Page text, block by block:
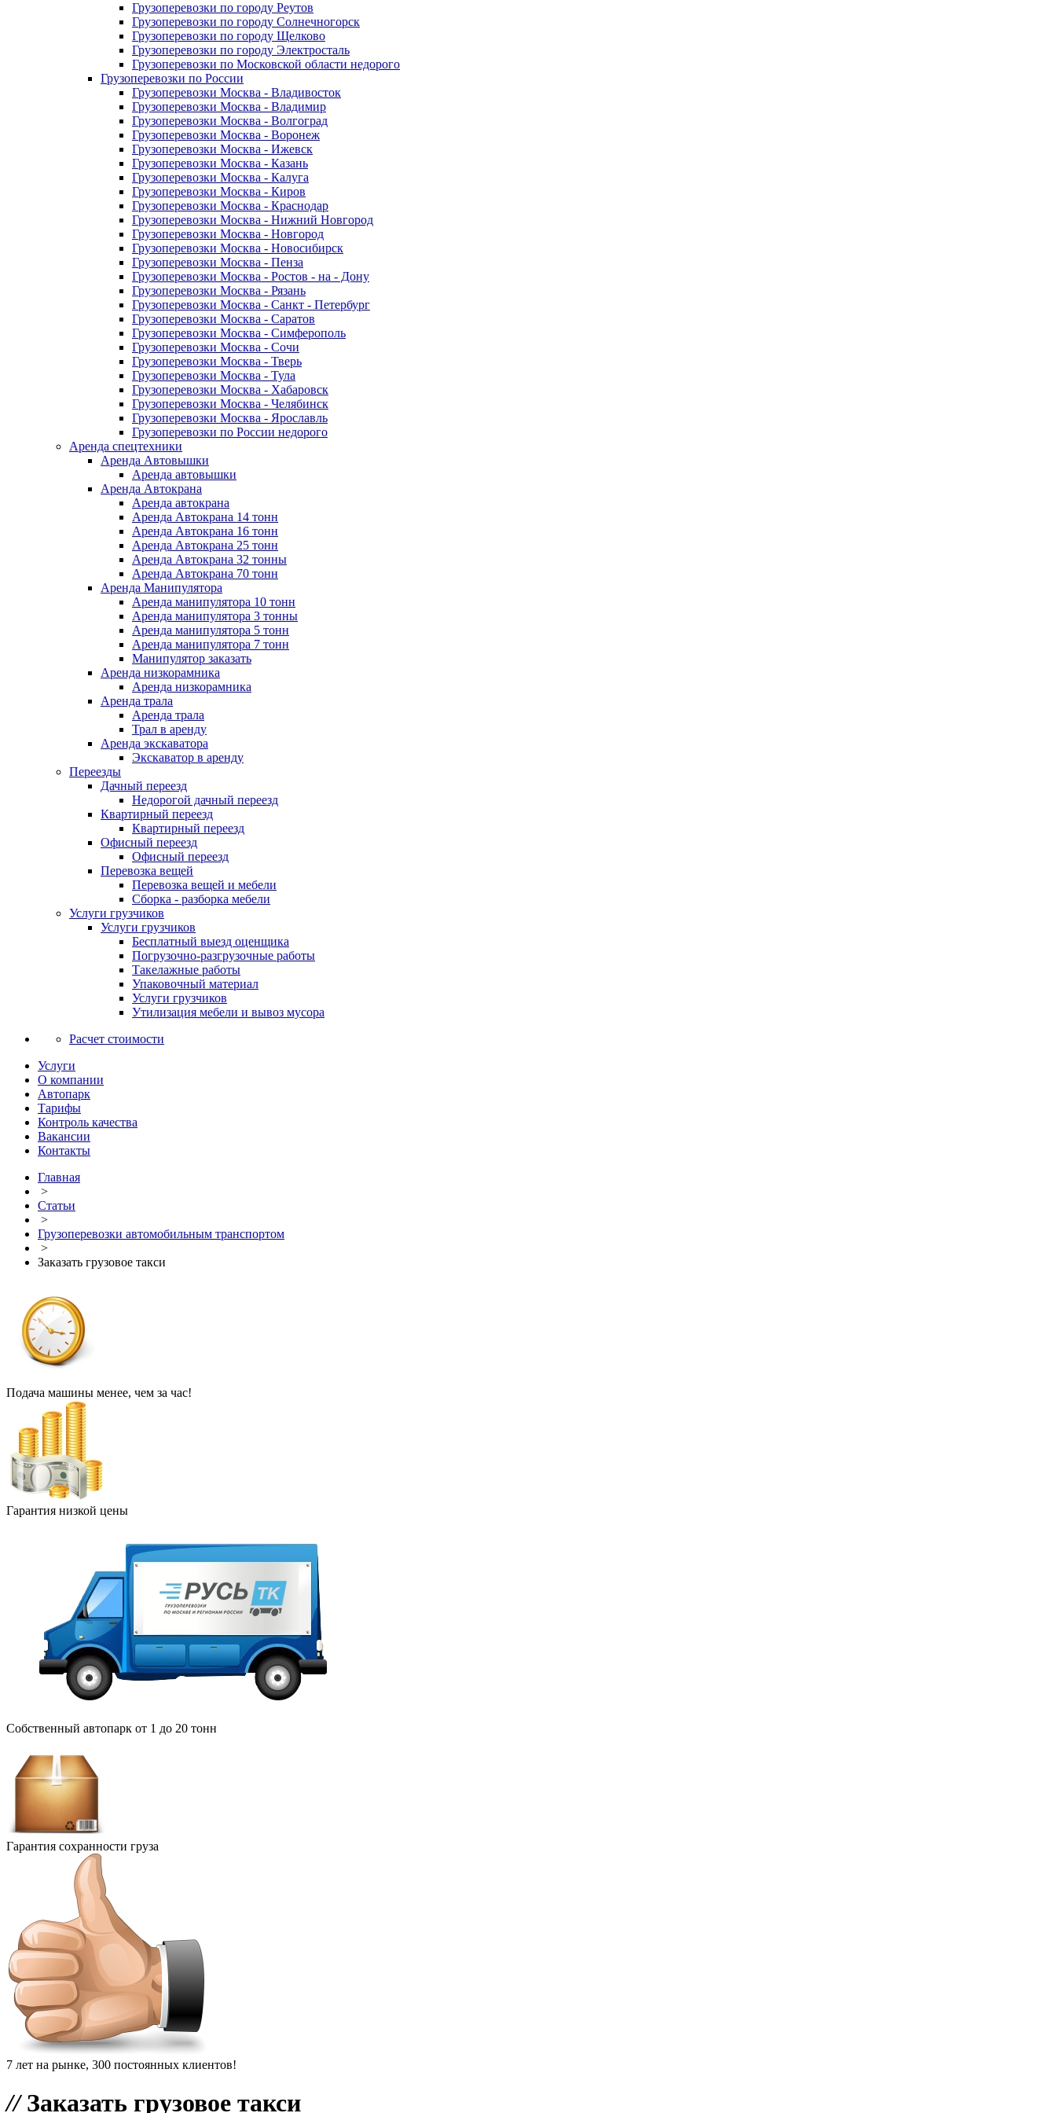
Грузоперевозки по городу Реутов
Грузоперевозки по городу Солнечногорск
Грузоперевозки по городу Щелково
Грузоперевозки по городу Электросталь
Грузоперевозки по Московской области недорого
Грузоперевозки по России
Грузоперевозки Москва - Владивосток
Грузоперевозки Москва - Владимир
Грузоперевозки Москва - Волгоград
Грузоперевозки Москва - Воронеж
Грузоперевозки Москва - Ижевск
Грузоперевозки Москва - Казань
Грузоперевозки Москва - Калуга
Грузоперевозки Москва - Киров
Грузоперевозки Москва - Краснодар
Грузоперевозки Москва - Нижний Новгород
Грузоперевозки Москва - Новгород
Грузоперевозки Москва - Новосибирск
Грузоперевозки Москва - Пенза
Грузоперевозки Москва - Ростов - на - Дону
Грузоперевозки Москва - Рязань
Грузоперевозки Москва - Санкт - Петербург
Грузоперевозки Москва - Саратов
Грузоперевозки Москва - Симферополь
Грузоперевозки Москва - Сочи
Грузоперевозки Москва - Тверь
Грузоперевозки Москва - Тула
Грузоперевозки Москва - Хабаровск
Грузоперевозки Москва - Челябинск
Грузоперевозки Москва - Ярославль
Грузоперевозки по России недорого
Аренда спецтехники
Аренда Автовышки
Аренда автовышки
Аренда Автокрана
Аренда автокрана
Аренда Автокрана 14 тонн
Аренда Автокрана 16 тонн
Аренда Автокрана 25 тонн
Аренда Автокрана 32 тонны
Аренда Автокрана 70 тонн
Аренда Манипулятора
Аренда манипулятора 10 тонн
Аренда манипулятора 3 тонны
Аренда манипулятора 5 тонн
Аренда манипулятора 7 тонн
Манипулятор заказать
Аренда низкорамника
Аренда низкорамника
Аренда трала
Аренда трала
Трал в аренду
Аренда экскаватора
Экскаватор в аренду
Переезды
Дачный переезд
Недорогой дачный переезд
Квартирный переезд
Квартирный переезд
Офисный переезд
Офисный переезд
Перевозка вещей
Перевозка вещей и мебели
Сборка - разборка мебели
Услуги грузчиков
Услуги грузчиков
Бесплатный выезд оценщика
Погрузочно-разгрузочные работы
Такелажные работы
Упаковочный материал
Услуги грузчиков
Утилизация мебели и вывоз мусора
Расчет стоимости
Услуги
О компании
Автопарк
Тарифы
Контроль качества
Вакансии
Контакты
Главная
>
Статьи
>
Грузоперевозки автомобильным транспортом
>
Заказать грузовое такси
Подача машины менее, чем за час!
Гарантия низкой цены
Собственный автопарк от 1 до 20 тонн
Гарантия сохранности груза
7 лет на рынке, 300 постоянных клиентов!
//Заказать грузовое такси